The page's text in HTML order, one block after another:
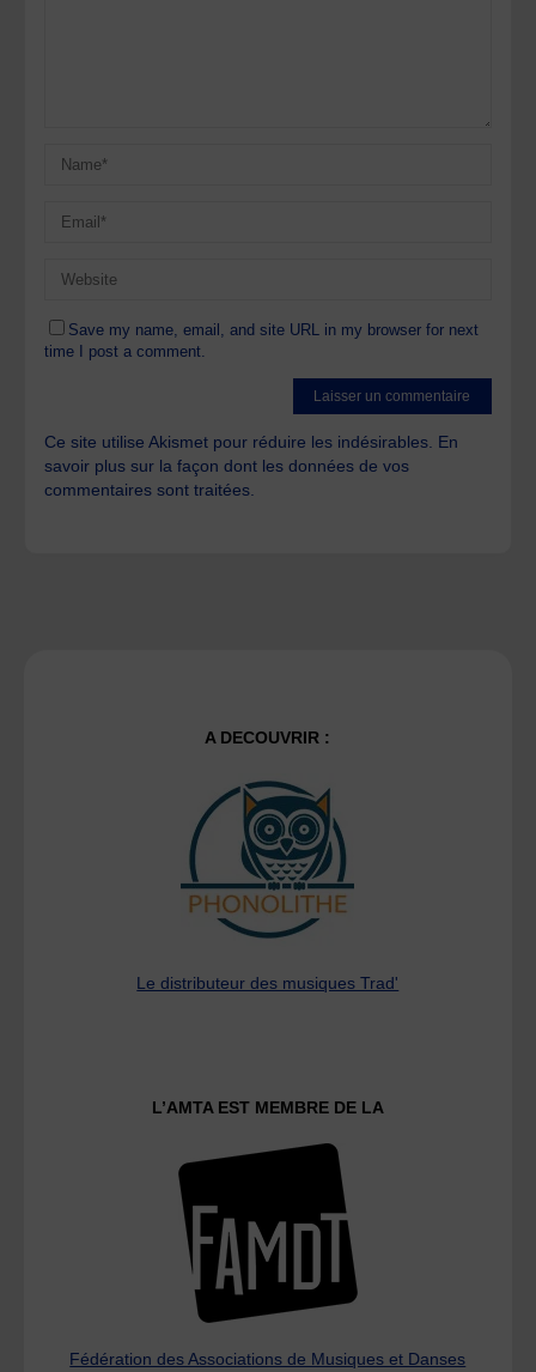
Save my name, email, and site URL in my browser for next
time I post a comment.
Ce site utilise Akismet pour réduire les indésirables. En
savoir plus sur la façon dont les données de vos
commentaires sont traitées
A DECOUVRIR :
Le distributeur des musiques Trad'
L’AMTA EST MEMBRE DE LA
Fédération des Associations de Musiques et Danses